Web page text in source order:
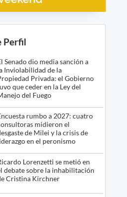
Perfil
Senado dio media sanción a
Inviolabilidad de la
Privada: el Gobierno
que ceder en la Ley del
del Fuego
rumbo a 2027: cuatro
midieron el
de Milei y la crisis de
en el peronismo
Lorenzetti se metió en
debate sobre la inhabilitación
Cristina Kirchner